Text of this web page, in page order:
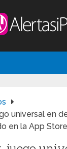
universal en
en la App Store